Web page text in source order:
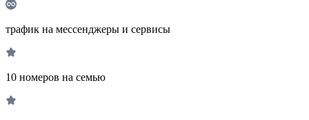
трафик на мессенджеры и сервисы
10 номеров на семью